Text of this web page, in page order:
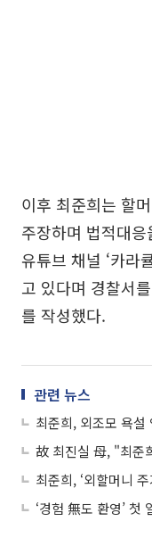
이후 최준희는 할
주장하며 법적대
유튜브 채널 ‘카라
고 있다며 경찰서
를 작성했다.
관련 뉴스
‘경험 無도 환영’ 첫